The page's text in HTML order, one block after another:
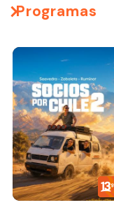
Programas